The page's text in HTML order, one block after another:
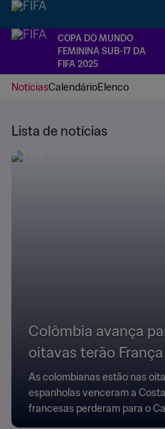
COPA DO MUNDO
FEMININA SUB-17 DA
FIFA 2025
NotíciasCalendárioElenco
Lista de notícias
Colômbia avança
oitavas terão
As colombianas estão nas
espanholas venceram a
francesas perderam para o